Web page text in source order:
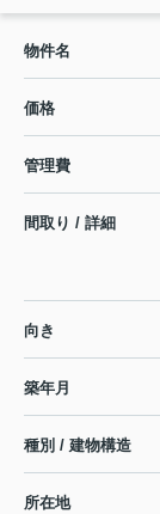
物件名
価格
管理費
間取り / 詳細
向き
築年月
種別 / 建物構造
所在地